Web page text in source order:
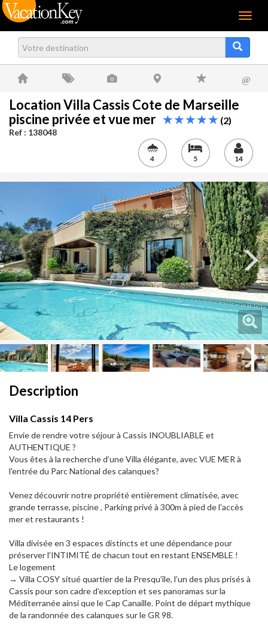
Menu
@
Location Villa Cassis Cote de Marseille
piscine privée et vue mer
(2)
Ref : 138048
4 5 14
Next
Description
Villa Cassis 14 Pers
Envie de rendre votre séjour à Cassis INOUBLIABLE et
AUTHENTIQUE ?
Vous êtes à la recherche d’une Villa élégante, avec VUE MER à
l'entrée du Parc National des calanques?
Venez découvrir notre propriété entièrement climatisée, avec
grande terrasse, piscine , Parking privé à 300m à pied de l'accès
mer et restaurants !
Villa divisée en 3 espaces distincts et une dépendance pour
préserver l'INTIMITÉ de chacun tout en restant ENSEMBLE !
Le logement
→ Villa COSY situé quartier de la Presqu’île, l’un des plus prisés à
Cassis pour son cadre d’exception et ses panoramas sur la
Méditerranée ainsi que le Cap Canaille. Point de départ mythique
de la randonnée des calanques sur le GR 98.